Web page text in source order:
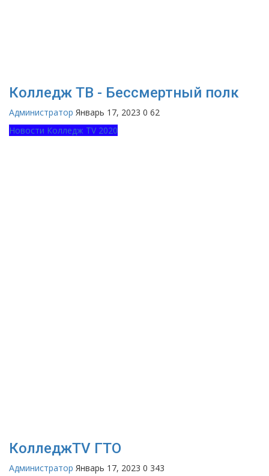
Колледж ТВ - Бессмертный полк
Администратор Январь 17, 2023 0 62
Новости Колледж TV 2020
КолледжTV ГТО
Администратор Январь 17, 2023 0 343